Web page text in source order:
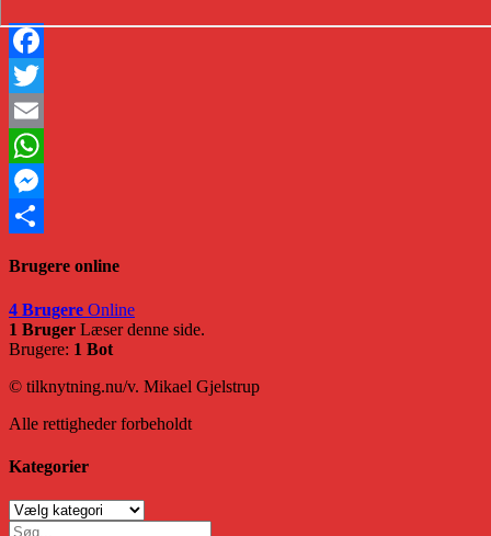
Facebook
Twitter
Email
WhatsApp
Messenger
Brugere online
4 Brugere Online
1 Bruger Læser denne side.
Brugere: 1 Bot
© tilknytning.nu/v. Mikael Gjelstrup
Alle rettigheder forbeholdt
Kategorier
Kategorier
Søg